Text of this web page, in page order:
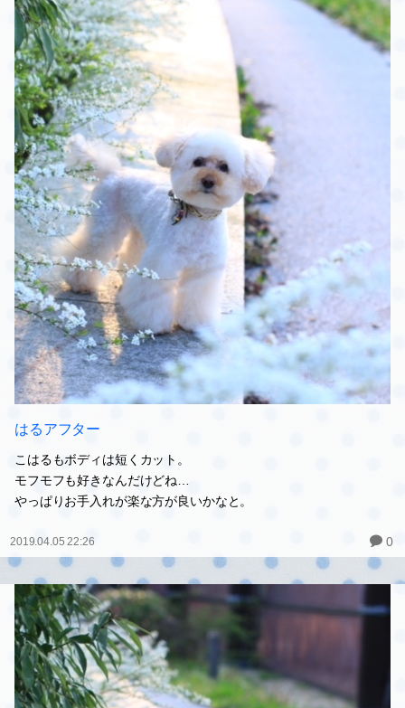
はるアフター
こはるもボディは短くカット。
モフモフも好きなんだけどね…
やっぱりお手入れが楽な方が良いかなと。
2019.04.05 22:26 0